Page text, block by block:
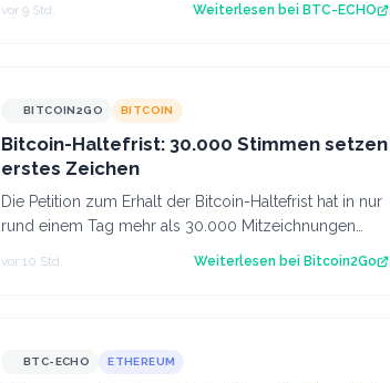
vor 9 Std. Weiterlesen bei BTC-ECHO
BITCOIN2GO BITCOIN
Bitcoin-Haltefrist: 30.000 Stimmen setzen
erstes Zeichen
Die Petition zum Erhalt der Bitcoin-Haltefrist hat in nur
rund einem Tag mehr als 30.000 Mitzeichnungen
vor 10 Std. Weiterlesen bei Bitcoin2Go
BTC-ECHO ETHEREUM